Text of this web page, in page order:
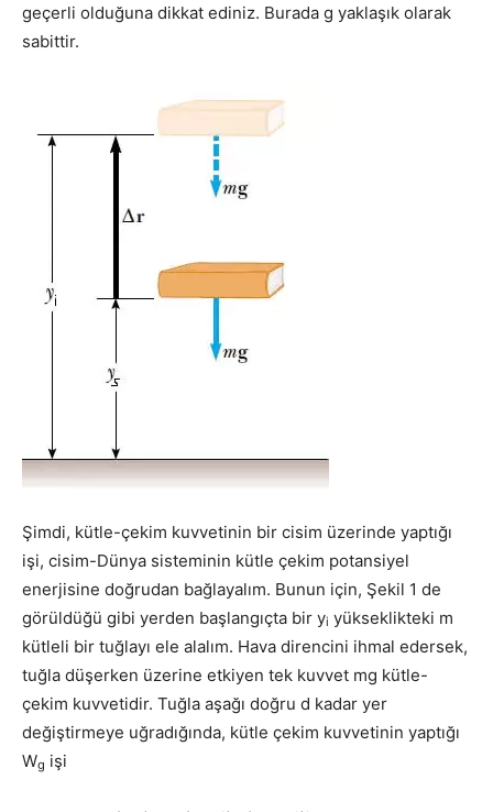
geçerli olduğuna dikkat ediniz. Burada g yaklaşık olarak
sabittir.
Şimdi, kütle-çekim kuvvetinin bir cisim üzerinde yaptığı
işi, cisim-Dünya sisteminin kütle çekim potansiyel
enerjisine doğrudan bağlayalım. Bunun için, Şekil 1 de
görüldüğü gibi yerden başlangıçta bir yi yükseklikteki m
kütleli bir tuğlayı ele alalım. Hava direncini ihmal edersek,
tuğla düşerken üzerine etkiyen tek kuvvet mg kütle-
çekim kuvvetidir. Tuğla aşağı doğru d kadar yer
değiştirmeye uğradığında, kütle çekim kuvvetinin yaptığı
Wg işi